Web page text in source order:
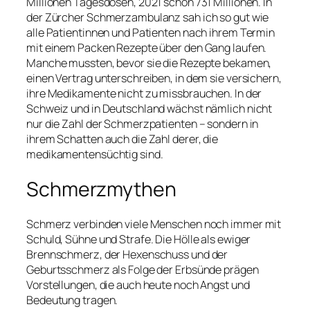
der Zürcher Schmerzambulanz sah ich so gut wie
alle Patientinnen und Patienten nach ihrem Termin
mit einem Packen Rezepte über den Gang laufen.
Manche mussten, bevor sie die Rezepte bekamen,
einen Vertrag unterschreiben, in dem sie versichern,
ihre Medikamente nicht zu missbrauchen. In der
Schweiz und in Deutschland wächst nämlich nicht
nur die Zahl der Schmerzpatienten – sondern in
ihrem Schatten auch die Zahl derer, die
medikamentensüchtig sind.
Schmerzmythen
Schmerz verbinden viele Menschen noch immer mit
Schuld, Sühne und Strafe. Die Hölle als ewiger
Brennschmerz, der Hexenschuss und der
Geburtsschmerz als Folge der Erbsünde prägen
Vorstellungen, die auch heute noch Angst und
Bedeutung tragen.